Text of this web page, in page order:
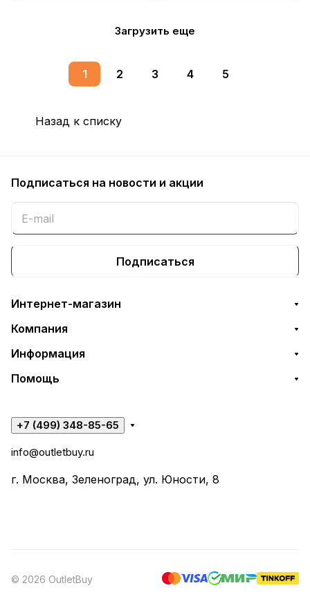
Загрузить еще
1 2 3 4 5
Назад к списку
Подписаться на новости и акции
Подписаться
Интернет-магазин
Компания
Информация
Помощь
+7 (499) 348-85-65
info@outletbuy.ru
г. Москва, Зеленоград, ул. Юности, 8
© 2026 OutletBuy